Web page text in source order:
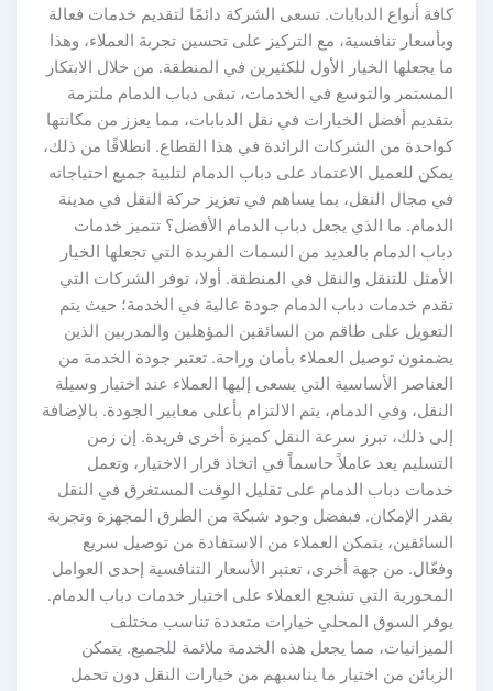
كافة أنواع الدبابات. تسعى الشركة دائمًا لتقديم خدمات فعالة
وبأسعار تنافسية، مع التركيز على تحسين تجربة العملاء، وهذا
ما يجعلها الخيار الأول للكثيرين في المنطقة. من خلال الابتكار
المستمر والتوسع في الخدمات، تبقى دباب الدمام ملتزمة
بتقديم أفضل الخيارات في نقل الدبابات، مما يعزز من مكانتها
كواحدة من الشركات الرائدة في هذا القطاع. انطلاقًا من ذلك،
يمكن للعميل الاعتماد على دباب الدمام لتلبية جميع احتياجاته
في مجال النقل، بما يساهم في تعزيز حركة النقل في مدينة
الدمام. ما الذي يجعل دباب الدمام الأفضل؟ تتميز خدمات
دباب الدمام بالعديد من السمات الفريدة التي تجعلها الخيار
الأمثل للتنقل والنقل في المنطقة. أولا، توفر الشركات التي
تقدم خدمات دباب الدمام جودة عالية في الخدمة؛ حيث يتم
التعويل على طاقم من السائقين المؤهلين والمدربين الذين
يضمنون توصيل العملاء بأمان وراحة. تعتبر جودة الخدمة من
العناصر الأساسية التي يسعى إليها العملاء عند اختيار وسيلة
النقل، وفي الدمام، يتم الالتزام بأعلى معايير الجودة. بالإضافة
إلى ذلك، تبرز سرعة النقل كميزة أخرى فريدة. إن زمن
التسليم يعد عاملاً حاسماً في اتخاذ قرار الاختيار، وتعمل
خدمات دباب الدمام على تقليل الوقت المستغرق في النقل
بقدر الإمكان. فبفضل وجود شبكة من الطرق المجهزة وتجربة
السائقين، يتمكن العملاء من الاستفادة من توصيل سريع
وفعّال. من جهة أخرى، تعتبر الأسعار التنافسية إحدى العوامل
المحورية التي تشجع العملاء على اختيار خدمات دباب الدمام.
يوفر السوق المحلي خيارات متعددة تناسب مختلف
الميزانيات، مما يجعل هذه الخدمة ملائمة للجميع. يتمكن
الزبائن من اختيار ما يناسبهم من خيارات النقل دون تحمل